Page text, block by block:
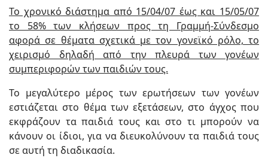
Το χρονικό διάστημα από 15/04/07 έως και 15/05/07
το 58% των κλήσεων προς τη Γραμμή-Σύνδεσμο
αφορά σε θέματα σχετικά με τον γονεϊκό ρόλο, το
χειρισμό δηλαδή από την πλευρά των γονέων
συμπεριφορών των παιδιών τους.
Το μεγαλύτερο μέρος των ερωτήσεων των γονέων
εστιάζεται στο θέμα των εξετάσεων, στο άγχος που
εκφράζουν τα παιδιά τους και στο τι μπορούν να
κάνουν οι ίδιοι, για να διευκολύνουν τα παιδιά τους
σε αυτή τη διαδικασία.